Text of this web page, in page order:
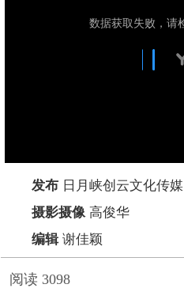
发布 日月峡创云文化传媒
摄影摄像 高俊华
编辑谢佳颖
阅读 3098